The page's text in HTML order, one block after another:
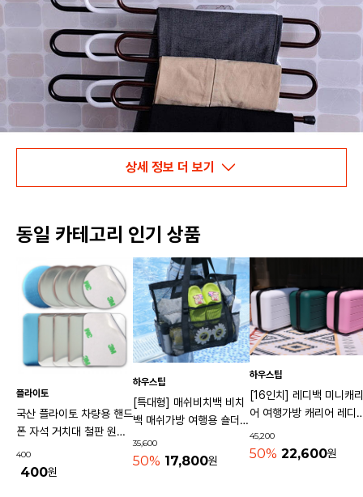
상세 정보 더 보기
동일 카테고리 인기 상품
플라이토
국산 플라이토 차량용 핸드
폰 자석 거치대 철판 원형
사각 40mm
400
400원
하우스팁
[특대형] 매쉬비치백 비치
백 매쉬가방 여행용 숄더백
물놀이가방 수영가방 물빠
지는가방
35,600
50% 17,800원
하우스팁
[16인치] 레디백 미니캐리
어 여행가방 캐리어 레디
기내용가방
45,200
50% 22,600원